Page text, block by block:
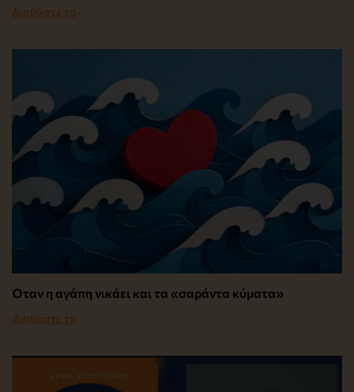
Διαβάστε το
Όταν η αγάπη νικάει και τα «σαράντα κύματα»
Διαβάστε το